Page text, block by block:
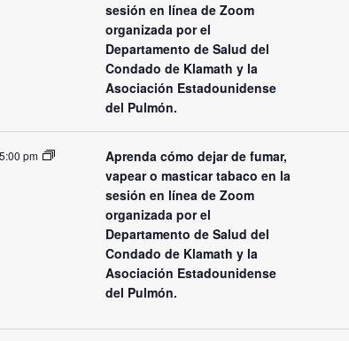
sesión en línea de Zoom
organizada por el
Departamento de Salud del
Condado de Klamath y la
Asociación Estadounidense
del Pulmón.
5:00 pm
Aprenda cómo dejar de fumar,
vapear o masticar tabaco en la
sesión en línea de Zoom
organizada por el
Departamento de Salud del
Condado de Klamath y la
Asociación Estadounidense
del Pulmón.